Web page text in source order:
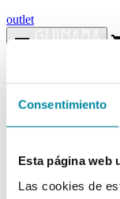
Consentimiento
Esta página web
Las cookies de
outlet
menu
Actualmente se
arrow_back Ficha de producto